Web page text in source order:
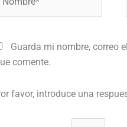
Guarda mi nombre, correo
comente.
favor, introduce una